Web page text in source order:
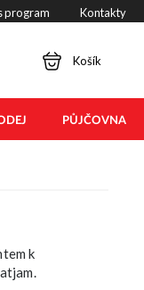
program Kontakty
Košík
PŮJČOVNA
k